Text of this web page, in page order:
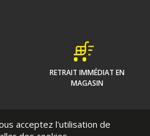
RETRAIT IMMÉDIAT EN
MAGASIN
?
On vous guide
acceptez l'utilisation de